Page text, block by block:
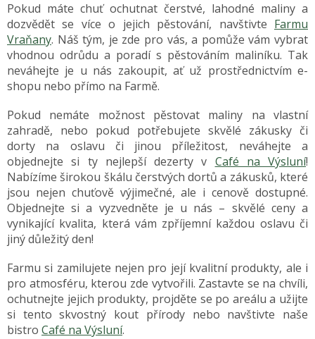
Pokud máte chuť ochutnat čerstvé, lahodné maliny a
dozvědět se více o jejich pěstování, navštivte Farmu
Vraňany. Náš tým, je zde pro vás, a pomůže vám vybrat
vhodnou odrůdu a poradí s pěstováním maliníku. Tak
neváhejte je u nás zakoupit, ať už prostřednictvím e-
shopu nebo přímo na Farmě.
Pokud nemáte možnost pěstovat maliny na vlastní
zahradě, nebo pokud potřebujete skvělé zákusky či
dorty na oslavu či jinou příležitost, neváhejte a
objednejte si ty nejlepší dezerty v Café na Výsluní!
Nabízíme širokou škálu čerstvých dortů a zákusků, které
jsou nejen chuťově výjimečné, ale i cenově dostupné.
Objednejte si a vyzvedněte je u nás – skvělé ceny a
vynikající kvalita, která vám zpříjemní každou oslavu či
jiný důležitý den!
Farmu si zamilujete nejen pro její kvalitní produkty, ale i
pro atmosféru, kterou zde vytvořili. Zastavte se na chvíli,
ochutnejte jejich produkty, projděte se po areálu a užijte
si tento skvostný kout přírody nebo navštivte naše
bistro Café na Výsluní.